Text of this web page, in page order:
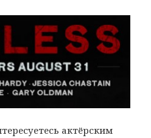
актёрским